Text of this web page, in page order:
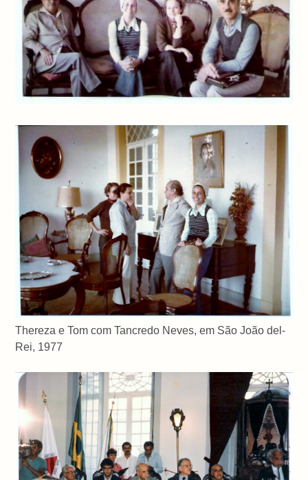
Thereza e Tom com Tancredo Neves, em São João del-
Rei, 1977